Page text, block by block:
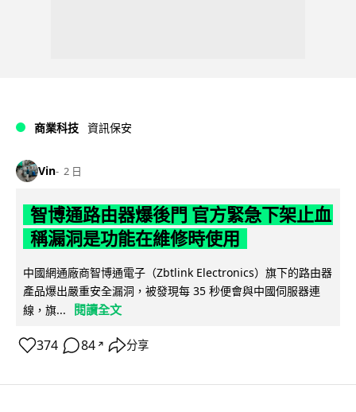
商業科技 資訊保安
Vin 2 日
智博通路由器爆後門 官方緊急下架止血
稱漏洞是功能在維修時使用
中國網通廠商智博通電子（Zbtlink Electronics）旗下的路由器
產品爆出嚴重安全漏洞，被發現每 35 秒便會與中國伺服器連
線，旗...
閱讀全文
374 84 ↗ 分享